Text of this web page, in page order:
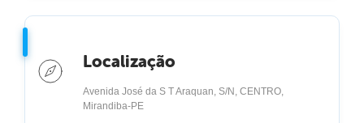
Localização
Avenida José da S T Araquan, S/N, CENTRO,
Mirandiba-PE